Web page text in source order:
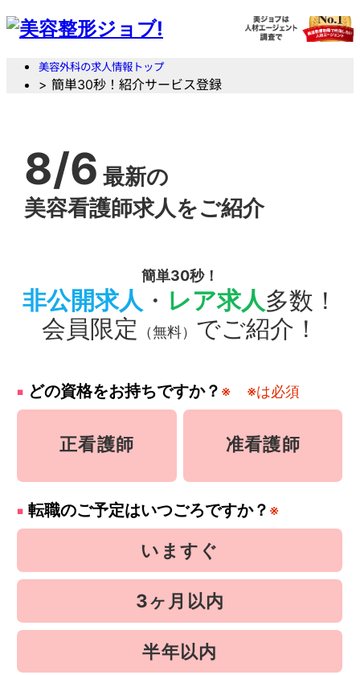
美容外科の求人情報トップ
> 簡単30秒！紹介サービス登録
8/6 最新の
美容看護師求人をご紹介
簡単30秒！
非公開求人 ・ レア求人多数！
会員限定
（無料） でご紹介！
どの資格をお持ちですか？ ※ ※は必須
正看護師 准看護師
転職のご予定はいつごろですか？ ※
いますぐ
3ヶ月以内
半年以内